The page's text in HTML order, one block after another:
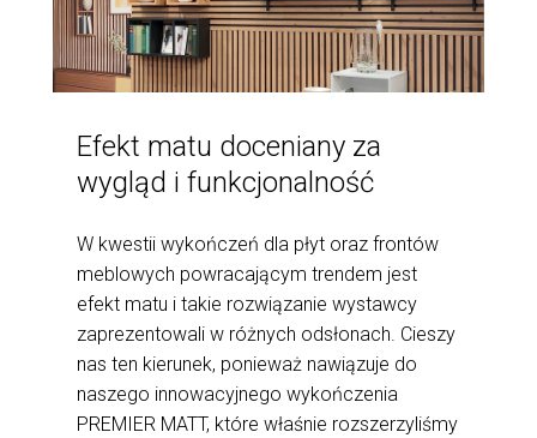
Efekt matu doceniany za
wygląd i funkcjonalność
W kwestii wykończeń dla płyt oraz frontów
meblowych powracającym trendem jest
efekt matu i takie rozwiązanie wystawcy
zaprezentowali w różnych odsłonach. Cieszy
nas ten kierunek, ponieważ nawiązuje do
naszego innowacyjnego wykończenia
PREMIER MATT, które właśnie rozszerzyliśmy